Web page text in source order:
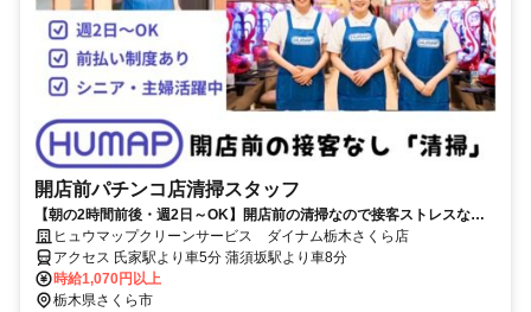
開店前パチンコ店清掃スタッフ
【朝の2時間前後・週2日～OK】開店前の清掃なので接客ストレスな
し・未経験大歓迎・難しい作業はありません！
ヒュウマップクリーンサービス ダイナム栃木さくら店
アクセス 氏家駅より車5分 蒲須坂駅より車8分
時給1,070円以上
栃木県さくら市